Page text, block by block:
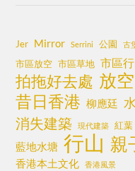
Jer Mirror Serrini 公園 古
市區放空 市區草地 市區
拍拖好去處 放空
昔日香港 柳應廷
消失建築 現代建築 紅葉
藍地水塘 行山 親
香港本土文化 香港風景